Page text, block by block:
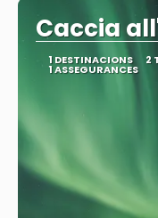
Caccia
1 DESTINACIONS 2
1 ASSEGURANCES